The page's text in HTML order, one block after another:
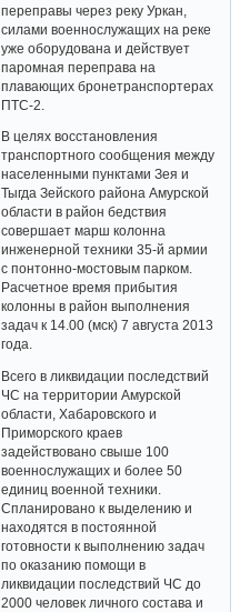
переправы через реку Уркан,
силами военнослужащих на реке
уже оборудована и действует
паромная переправа на
плавающих бронетранспортерах
ПТС-2.
В целях восстановления
транспортного сообщения между
населенными пунктами Зея и
Тыгда Зейского района Амурской
области в район бедствия
совершает марш колонна
инженерной техники 35-й армии
с понтонно-мостовым парком.
Расчетное время прибытия
колонны в район выполнения
задач к 14.00 (мск) 7 августа 2013
года.
Всего в ликвидации последствий
ЧС на территории Амурской
области, Хабаровского и
Приморского краев
задействовано свыше 100
военнослужащих и более 50
единиц военной техники.
Спланировано к выделению и
находятся в постоянной
готовности к выполнению задач
по оказанию помощи в
ликвидации последствий ЧС до
2000 человек личного состава и